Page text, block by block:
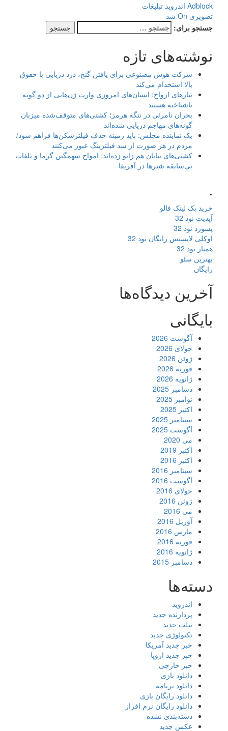
Adblock اندروید تبلیغات
تصویری On شد
جستجو برای:
نوشته‌های تازه
شرکت هوش مصنوعی برای یافتن گنج، دزد دریایی با حقوق
بالا استخدام می‌کند
تبارهای ارواح؛ انسان‌های امروزی وارث ژن‌هایی از دو گونه
ناشناخته هستند
بحران نامرئی در تنگه هرمز؛ کشتی‌های متوقف‌شده میزبان
گونه‌های مهاجم دریایی شده‌اند
یک نماینده مجلس: باید زمینه حذف فیلترشکن‌ها فراهم شود/
مردم در هر صورت از سد فیلترینگ عبور می‌کنند
کشتی‌های بیابان هم زانو زده‌اند؛ امواج سهمگین گرما و تلفات
بی‌سابقه شترها در آفریقا
.
خرید بک لینک فالو
آپدیت نود 32
پسورد نود 32
اوکلی لایسنس رایگان نود 32
همیار نود 32
بهترین سئو
رایگان
آخرین دیدگاه‌ها
بایگانی
آگوست 2026
جولای 2026
ژوئن 2026
فوریه 2026
ژانویه 2026
دسامبر 2025
نوامبر 2025
اکتبر 2025
سپتامبر 2025
آگوست 2025
می 2020
اکتبر 2019
اکتبر 2016
سپتامبر 2016
آگوست 2016
جولای 2016
ژوئن 2016
می 2016
آوریل 2016
مارس 2016
فوریه 2016
ژانویه 2016
دسامبر 2015
دسته‌ها
اندروید
پردازنده جدید
تبلت جدید
تکنولوژی جدید
خبر جدید آمریکا
خبر جدید اروپا
خبر خارجی
دانلود بازی
دانلود برنامه
دانلود رایگان بازی
دانلود رایگان نرم افراز
دسته‌بندی نشده
عکس جدید